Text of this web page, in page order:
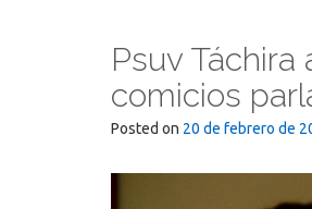
Psuv
comicios
Posted on 20 de febrero de